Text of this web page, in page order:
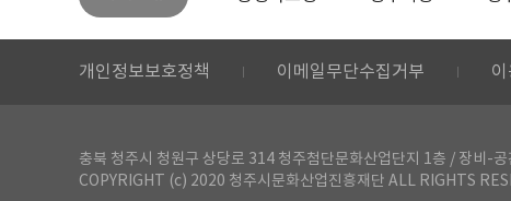
개인정보보호정책 이메일무단수집거부
충북 청주시 청원구 상당로 314 청주첨단문화산업단지 1층 / 장
COPYRIGHT (c) 2020 청주시문화산업진흥재단 ALL RIGHTS